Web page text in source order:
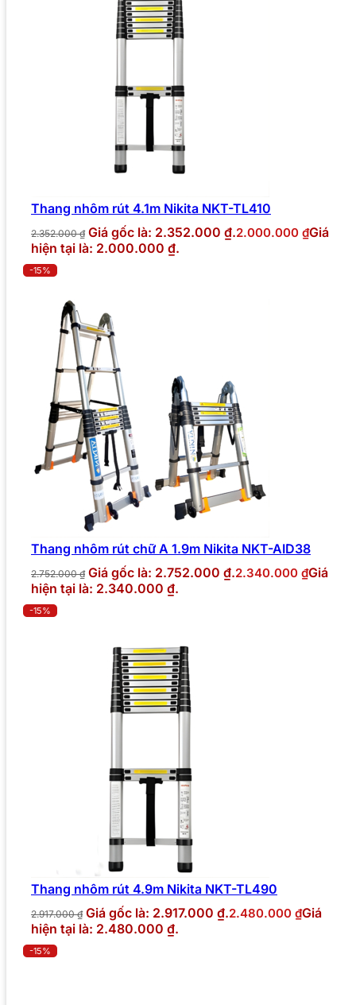
Thang nhôm rút 4.1m Nikita NKT-TL410
2.352.000₫ Giá gốc là: 2.352.000 ₫.2.000.000 ₫Giá
hiện tại là: 2.000.000 ₫.
-15%
Thang nhôm rút chữ A 1.9m Nikita NKT-AID38
2.752.000₫ Giá gốc là: 2.752.000 ₫.2.340.000 ₫Giá
hiện tại là: 2.340.000 ₫.
-15%
Thang nhôm rút 4.9m Nikita NKT-TL490
2.917.000₫ Giá gốc là: 2.917.000 ₫.2.480.000 ₫Giá
hiện tại là: 2.480.000 ₫.
-15%